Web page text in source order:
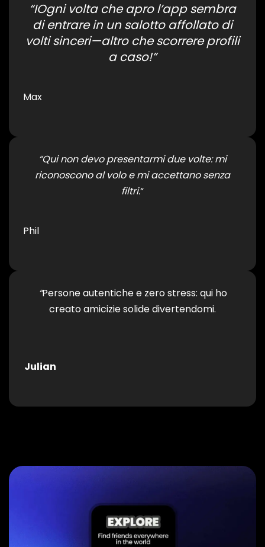
“IOgni volta che apro l’app sembra
di entrare in un salotto affollato di
volti sinceri—altro che scorrere profili
a caso!”
Max
“Qui non devo presentarmi due volte: mi
riconoscono al volo e mi accettano senza
filtri.“
Phil
“Persone autentiche e zero stress: qui ho
creato amicizie solide divertendomi.
Julian